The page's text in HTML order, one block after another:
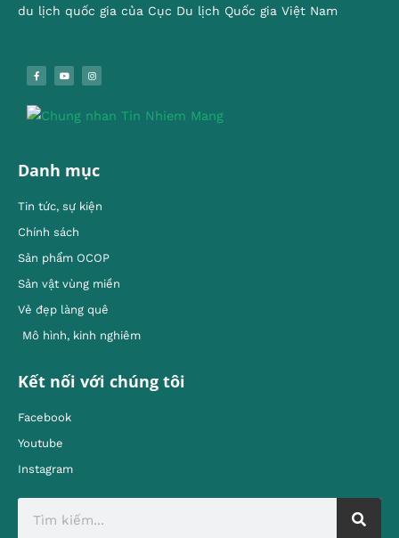
du lịch quốc gia của Cục Du lịch Quốc gia Việt Nam
Danh mục
Tin tức, sự kiện
Chính sách
Sản phẩm OCOP
Sản vật vùng miền
Vẻ đẹp làng quê
Mô hình, kinh nghiêm
Kết nối với chúng tôi
Facebook
Youtube
Instagram